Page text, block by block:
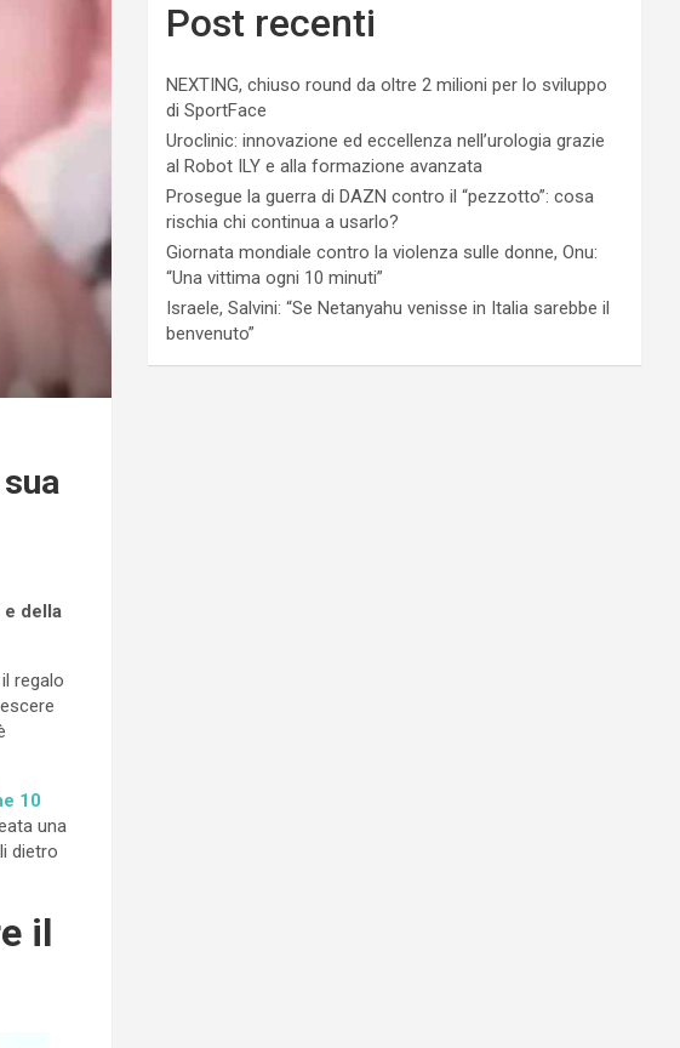
della
regalo
10
una
dietro
il
Post recenti
NEXTING, chiuso round da oltre 2 milioni per lo sviluppo
di SportFace
Uroclinic: innovazione ed eccellenza nell’urologia grazie
al Robot ILY e alla formazione avanzata
Prosegue la guerra di DAZN contro il “pezzotto”: cosa
rischia chi continua a usarlo?
Giornata mondiale contro la violenza sulle donne, Onu:
“Una vittima ogni 10 minuti”
Israele, Salvini: “Se Netanyahu venisse in Italia sarebbe il
benvenuto”